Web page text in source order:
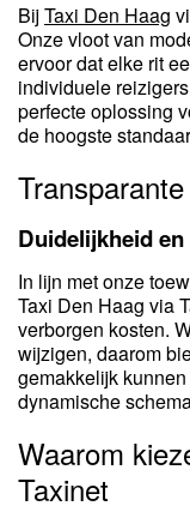
BijTaxi Den Haag
Onze vloot van
ervoor dat elke rit
individuele
perfecte oplossing
de hoogste
Duidelijkheid
In lijn met onze
Taxi Den Haag via
verborgen kosten.
wijzigen, daarom
gemakkelijk
dynamische
Waarom
Taxinet